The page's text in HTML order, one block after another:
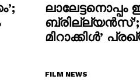
ലാലേട്ടനൊപ്പം
ബ്രില്ല്യൻസ്’;
മിറാക്കിൾ’
FILM NEWS